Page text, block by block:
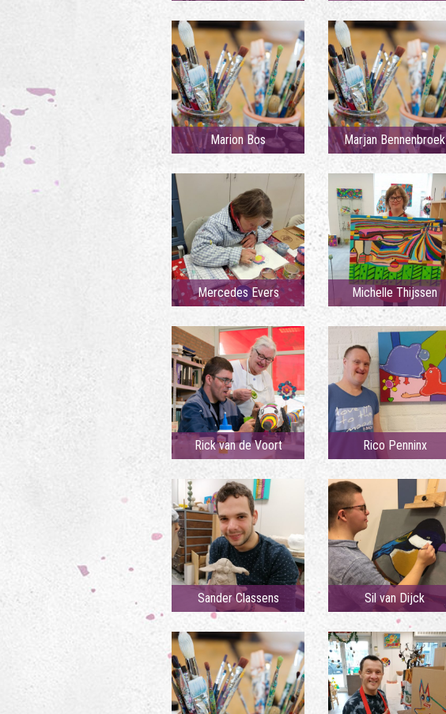
Marion Bos Marjan Bennenbroek
Mercedes Evers Michelle Thijssen
Rick van de Voort Rico Penninx
Sander Classens Sil van Dijck